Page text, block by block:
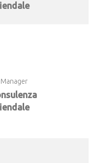
Manager